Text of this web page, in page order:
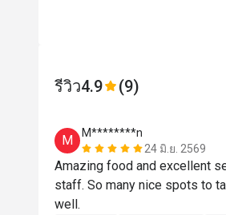
รีวิว4.9 (9)
M
M********n
24 มิ.ย. 2569
Amazing food and excellent
staff. So many nice spots to
well.